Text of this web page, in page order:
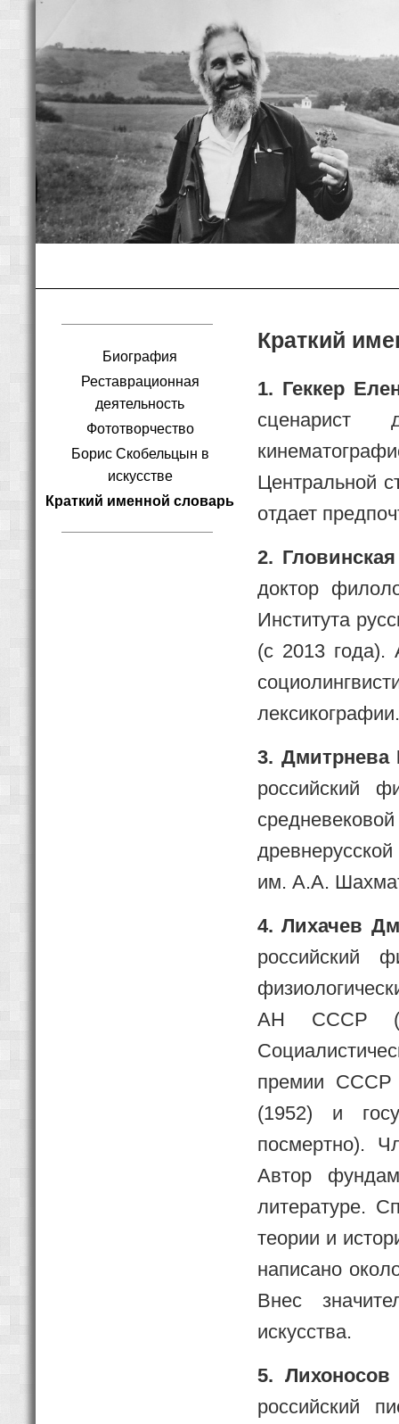
Биография
Реставрационная
деятельность
Фототворчество
Борис Скобельцын в
искусстве
Краткий именной словарь
Краткий
1. Геккер
сценарист
Центральной
отдает
2.
доктор
Института
(с 2013 года).
лексикографии.
3. Дмитрнева
российский
им. А.А.
4. Лихачев
российский
АН СССР
премии СССР
(1952) и
посмертно).
Автор
литературе.
теории и
написано
Внес
искусства.
5.
российский